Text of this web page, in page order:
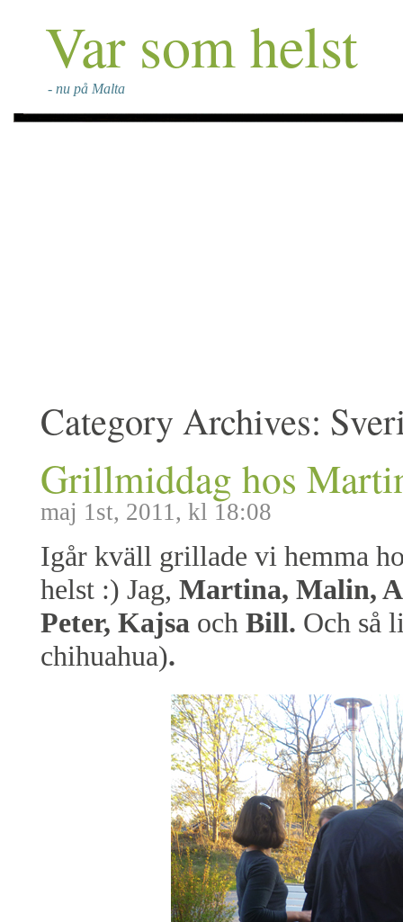
Var som helst
- nu på Malta
Category Archives:
Grillmiddag hos
maj 1st, 2011, kl 18:08
Igår kväll grillade vi hemma
helst :) Jag, Martina, Malin,
Peter, Kajsa och Bill. Och så
chihuahua).